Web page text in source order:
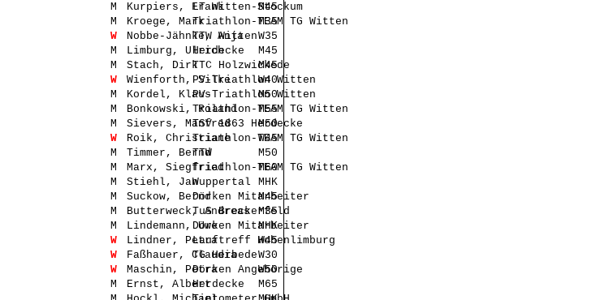
M Kurpiers, FrankLT Witten-Stockum
M45
M Kroege, MarkTriathlon-TEAM TG Witten
M35
W Nobbe-Jähnke, Anja
TTW WittenW35
M Limburg, Ulrich
Herdecke
M45
M Stach, DirkTTC Holzwickede
M45
W Wienforth, SilkePV-Triathlon Witten
W40
M Kordel, KlausPV-Triathlon Witten
M50
M Bonkowski, RolandTriathlon-TEAM TG Witten
M55
M Sievers, ManfredTSV 1863 Herdecke
M50
W Roik, ChristianeTriathlon-TEAM TG Witten
W45
M Timmer, Bernd
TTW
M50
M Marx, SiegfriedTriathlon-TEAM TG Witten
M60
M Stiehl, JanWuppertal
MHK
M Suckow, BerndDörken Mitarbeiter
M45
M Butterweck, Andreas
TuS Breckerfeld
M35
M Lindemann, UweDörken Mitarbeiter
MHK
W Lindner, PetraLauftreff Hohenlimburg
W45
W Faßhauer, Claudia
TG HerbedeW30
W Maschin, PetraDörken Angehörige
W50
M Ernst, AlbertHerdecke
M65